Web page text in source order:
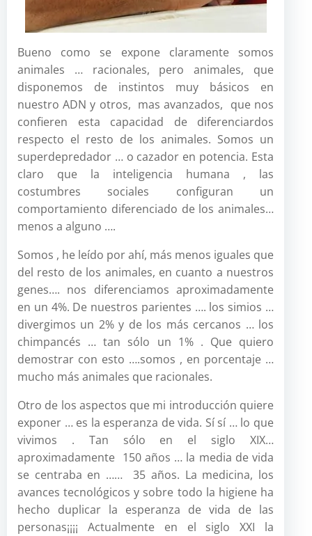
Bueno como se expone claramente somos
animales … racionales, pero animales, que
disponemos de instintos muy básicos en
nuestro ADN y otros, mas avanzados, que nos
confieren esta capacidad de diferenciardos
respecto el resto de los animales. Somos un
superdepredador … o cazador en potencia. Esta
claro que la inteligencia humana , las
costumbres sociales configuran un
comportamiento diferenciado de los animales…
menos a alguno ….
Somos , he leído por ahí, más menos iguales que
del resto de los animales, en cuanto a nuestros
genes…. nos diferenciamos aproximadamente
en un 4%. De nuestros parientes …. los simios …
divergimos un 2% y de los más cercanos … los
chimpancés … tan sólo un 1% . Que quiero
demostrar con esto ….somos , en porcentaje …
mucho más animales que racionales.
Otro de los aspectos que mi introducción quiere
exponer … es la esperanza de vida. Sí sí … lo que
vivimos . Tan sólo en el siglo XIX…
aproximadamente 150 años … la media de vida
se centraba en …… 35 años. La medicina, los
avances tecnológicos y sobre todo la higiene ha
hecho duplicar la esperanza de vida de las
personas¡¡¡¡ Actualmente en el siglo XXI la